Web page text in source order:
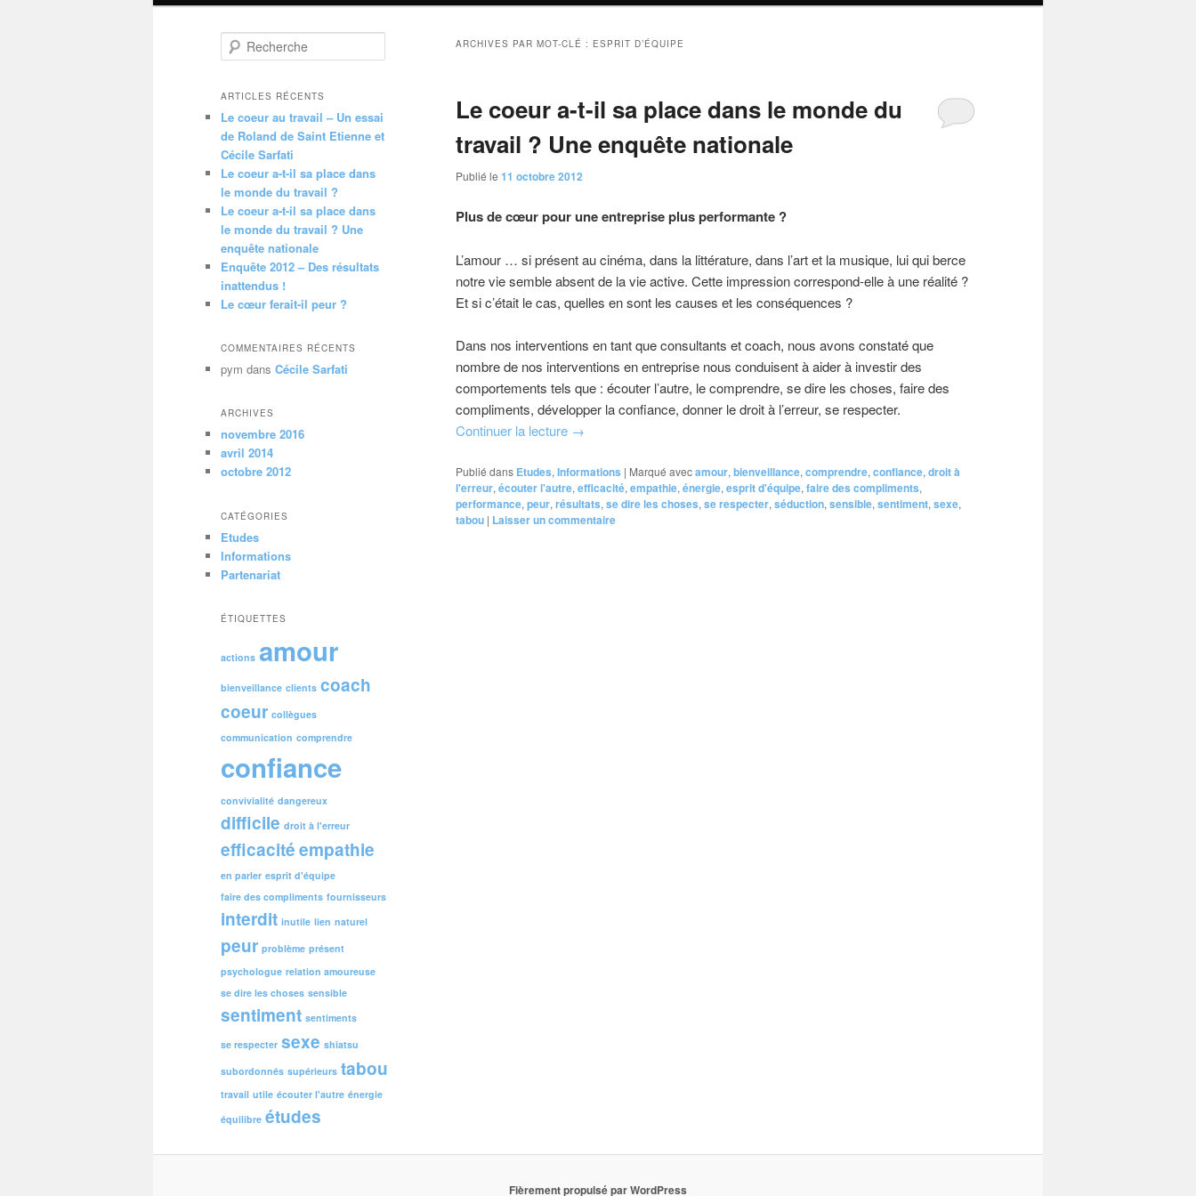
ARCHIVES PAR MOT-CLÉ : ESPRIT D’ÉQUIPE
Le coeur a-t-il sa place dans le monde du
travail ? Une enquête nationale
Publié le 11 octobre 2012
Plus de cœur pour une entreprise plus performante ?
L’amour … si présent au cinéma, dans la littérature, dans l’art et la musique, lui qui berce
notre vie semble absent de la vie active. Cette impression correspond-elle à une réalité ?
Et si c’était le cas, quelles en sont les causes et les conséquences ?
Dans nos interventions en tant que consultants et coach, nous avons constaté que
nombre de nos interventions en entreprise nous conduisent à aider à investir des
comportements tels que : écouter l’autre, le comprendre, se dire les choses, faire des
compliments, développer la confiance, donner le droit à l’erreur, se respecter.
Continuer la lecture →
Publié dans Etudes, Informations | Marqué avecamour, bienveillance, comprendre, confiance, droit à
l'erreur, écouter l'autre, efficacité, empathie, énergie, esprit d'équipe, faire des compliments,
performance, peur, résultats, se dire les choses, se respecter, séduction, sensible, sentiment, sexe,
tabou | Laisser un commentaire
e
h
r
c
h
e
ARTICLES RÉCENTS
Le coeur au travail – Un essai
de Roland de Saint Etienne et
Cécile Sarfati
Le coeur a-t-il sa place dans
le monde du travail ?
Le coeur a-t-il sa place dans
le monde du travail ? Une
enquête nationale
Enquête 2012 – Des résultats
inattendus !
Le cœur ferait-il peur ?
COMMENTAIRES RÉCENTS
pym dans Cécile Sarfati
ARCHIVES
novembre 2016
avril 2014
octobre 2012
CATÉGORIES
Etudes
Informations
Partenariat
ÉTIQUETTES
actions amour
bienveillance clients coach
coeur collègues
communication comprendre
confiance
convivialité dangereux
difficile droit à l'erreur
efficacitéempathie
en parler esprit d'équipe
faire des compliments fournisseurs
interdit inutile lien naturel
peur problème présent
psychologue relation amoureuse
se dire les choses sensible
sentiment sentiments
se respecter sexe shiatsu
subordonnés supérieurs tabou
travail utile écouter l'autre énergie
équilibre études
Fièrement propulsé par WordPress